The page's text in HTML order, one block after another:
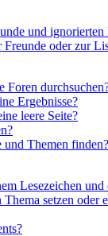
und
oder zur
Foren
Ergebnisse?
leere Seite?
und Themen finden?
Lesezeichen
setzen oder